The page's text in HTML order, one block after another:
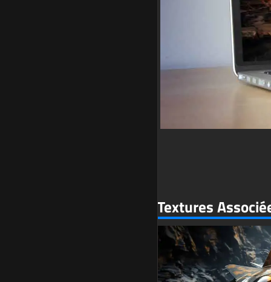
Textures